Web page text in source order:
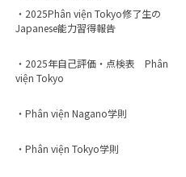
・2025Phân viện Tokyo修了生の
Japanese能力習得報告
・2025年自己評価・点検表 Phân
viện Tokyo
・Phân viện Nagano学則
・Phân viện Tokyo学則